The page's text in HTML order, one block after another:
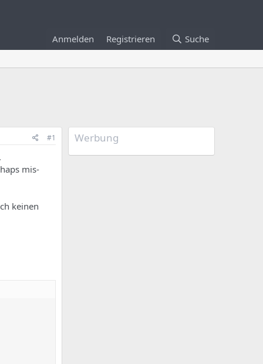
Anmelden Registrieren Suche
#1
mis-
keinen
Werbung